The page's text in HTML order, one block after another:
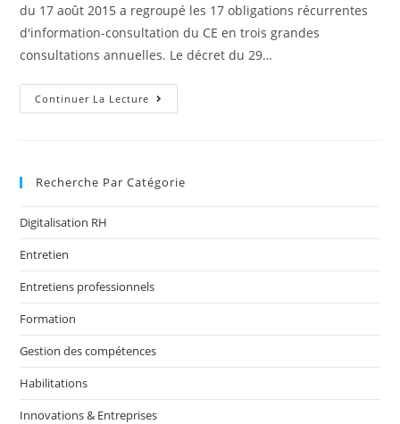
du 17 août 2015 a regroupé les 17 obligations récurrentes
d'information-consultation du CE en trois grandes
consultations annuelles. Le décret du 29…
Continuer La Lecture
Recherche Par Catégorie
Digitalisation RH
Entretien
Entretiens professionnels
Formation
Gestion des compétences
Habilitations
Innovations & Entreprises